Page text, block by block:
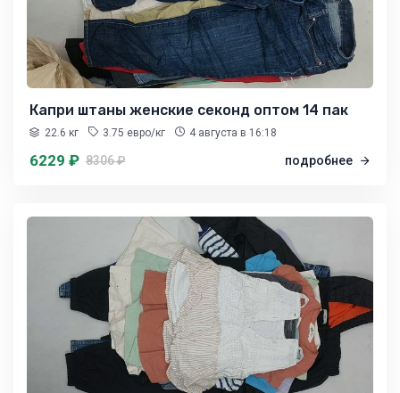
Капри штаны женские секонд оптом 14 пак
22.6 кг 3.75 евро/кг 4 августа в 16:18
6229 ₽ 8306 ₽ подробнее